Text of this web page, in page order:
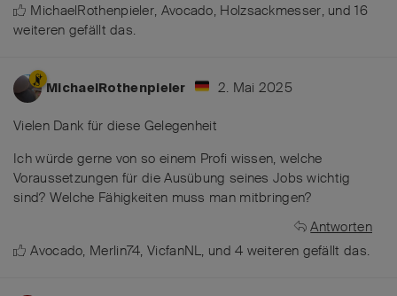
MichaelRothenpieler, Avocado, Holzsackmesser, und16
weiteren gefällt das.
MichaelRothenpieler 2. Mai 2025
Vielen Dank für diese Gelegenheit
Ich würde gerne von so einem Profi wissen, welche
Voraussetzungen für die Ausübung seines Jobs wichtig
sind? Welche Fähigkeiten muss man mitbringen?
Antworten
Avocado, Merlin74,VicfanNL, und4 weiteren gefällt das.